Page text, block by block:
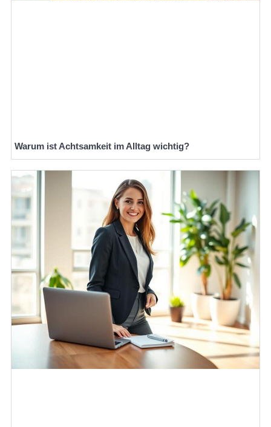
Warum ist Achtsamkeit im Alltag wichtig?